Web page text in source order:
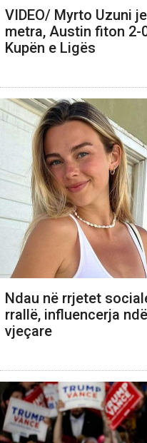
VIDEO/ Myrto Uzuni
metra, Austin fiton 2-
Kupën e Ligës
Ndau në rrjetet
rrallë, influencerja
vjeçare